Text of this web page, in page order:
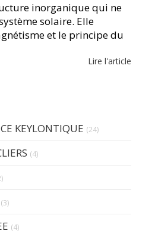
inorganique qui ne
solaire. Elle
et le principe du
Lire l'article
KEYLONTIQUE (24)
(4)
(3)
(4)